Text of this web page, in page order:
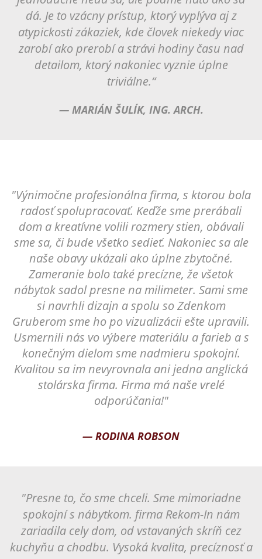
dá. Je to vzácny prístup, ktorý vyplýva aj z
atypickosti zákaziek, kde človek niekedy viac
zarobí ako prerobí a strávi hodiny času nad
detailom, ktorý nakoniec vyznie úplne
triviálne.“
— MARIÁN ŠULÍK, ING. ARCH.
"Výnimočne profesionálna firma, s ktorou bola
radosť spolupracovať. Keďže sme prerábali
dom a kreatívne volili rozmery stien, obávali
sme sa, či bude všetko sedieť. Nakoniec sa ale
naše obavy ukázali ako úplne zbytočné.
Zameranie bolo také precízne, že všetok
nábytok sadol presne na milimeter. Sami sme
si navrhli dizajn a spolu so Zdenkom
Gruberom sme ho po vizualizácii ešte upravili.
Usmernili nás vo výbere materiálu a farieb a s
konečným dielom sme nadmieru spokojní.
Kvalitou sa im nevyrovnala ani jedna anglická
stolárska firma. Firma má naše vrelé
odporúčania!"
— RODINA ROBSON
"Presne to, čo sme chceli. Sme mimoriadne
spokojní s nábytkom. firma Rekom-In nám
zariadila cely dom, od vstavaných skríň cez
kuchyňu a chodbu. Vysoká kvalita, precíznosť a